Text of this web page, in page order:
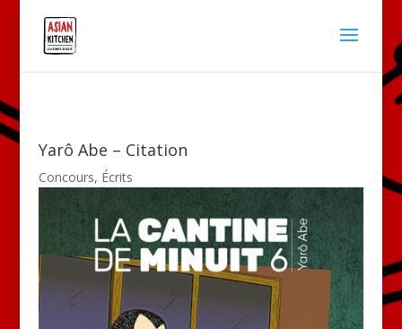
Yarô Abe – Citation
Concours, Écrits